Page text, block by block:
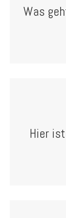
Was
Hier